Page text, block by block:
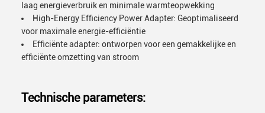
laag energieverbruik en minimale warmteopwekking
High-Energy Efficiency Power Adapter: Geoptimaliseerd
voor maximale energie-efficiëntie
Efficiënte adapter: ontworpen voor een gemakkelijke en
efficiënte omzetting van stroom
Technische parameters: